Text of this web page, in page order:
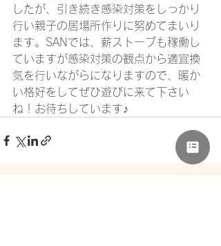
したが、引き続き感染対策をしっかり
行い親子の居場所作りに努めてまいり
ます。SANでは、薪ストーブも稼働し
ていますが感染対策の観点から適宜換
気を行いながらになりますので、暖か
い格好をしてぜひ遊びに来て下さい
ね！お待ちしています♪